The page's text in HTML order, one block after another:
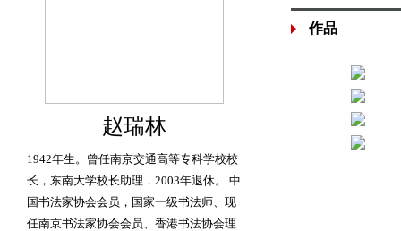
赵瑞林
1942年生。曾任南京交通高等专科学校校
长，东南大学校长助理，2003年退休。 中
国书法家协会会员，国家一级书法师、现
任南京书法家协会会员、香港书法协会理
作品